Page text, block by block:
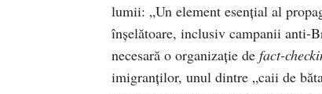
lumii: „Un element esențial al
înșelătoare, inclusiv campanii anti-
necesară o organizație de fact-
imigranților, unul dintre „caii de